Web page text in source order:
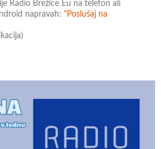
Radio Brežice Eu na telefon ali
napravah:"Poslušaj na